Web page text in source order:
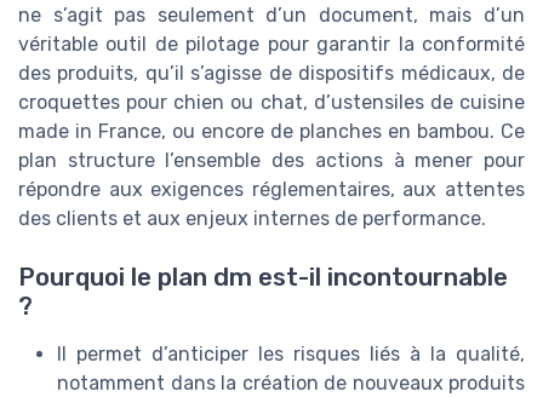
ne s’agit pas seulement d’un document, mais d’un
véritable outil de pilotage pour garantir la conformité
des produits, qu’il s’agisse de dispositifs médicaux, de
croquettes pour chien ou chat, d’ustensiles de cuisine
made in France, ou encore de planches en bambou. Ce
plan structure l’ensemble des actions à mener pour
répondre aux exigences réglementaires, aux attentes
des clients et aux enjeux internes de performance.
Pourquoi le plan dm est-il incontournable
?
Il permet d’anticiper les risques liés à la qualité,
notamment dans la création de nouveaux produits